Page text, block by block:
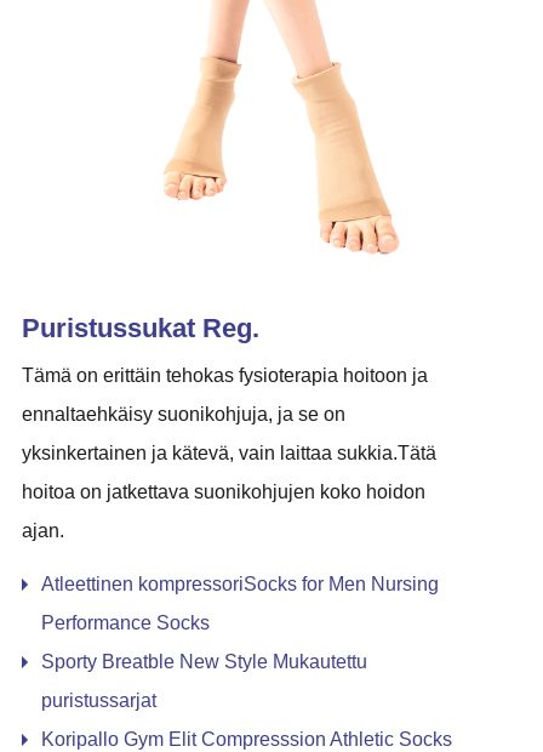
Puristussukat Reg.
Tämä on erittäin tehokas fysioterapia hoitoon ja
ennaltaehkäisy suonikohjuja, ja se on
yksinkertainen ja kätevä, vain laittaa sukkia.Tätä
hoitoa on jatkettava suonikohjujen koko hoidon
ajan.
Atleettinen kompressoriSocks for Men Nursing
Performance Socks
Sporty Breatble New Style Mukautettu
puristussarjat
Koripallo Gym Elit Compresssion Athletic Socks